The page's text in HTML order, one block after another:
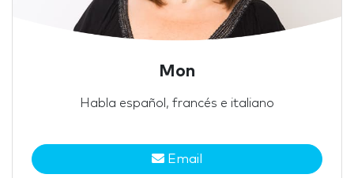
Mon
Habla español, francés e italiano
Email